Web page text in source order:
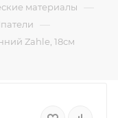
материалы —
—
Zahle, 18см